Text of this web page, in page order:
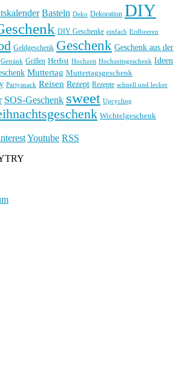
Basteln Deko Dekoration DIY
DIY Geschenke einfach Erdbeeren
Geldgeschenk Geschenk Geschenk aus der
Getränk Grillen Herbst Hochzeit Hochzeitsgeschenk Ideen
Muttertag Muttertagsgeschenk
Partysnack Reisen Rezept Rezepte schnell und lecker
SOS-Geschenk sweet Upcycling
Wichtelgeschenk
Youtube RSS